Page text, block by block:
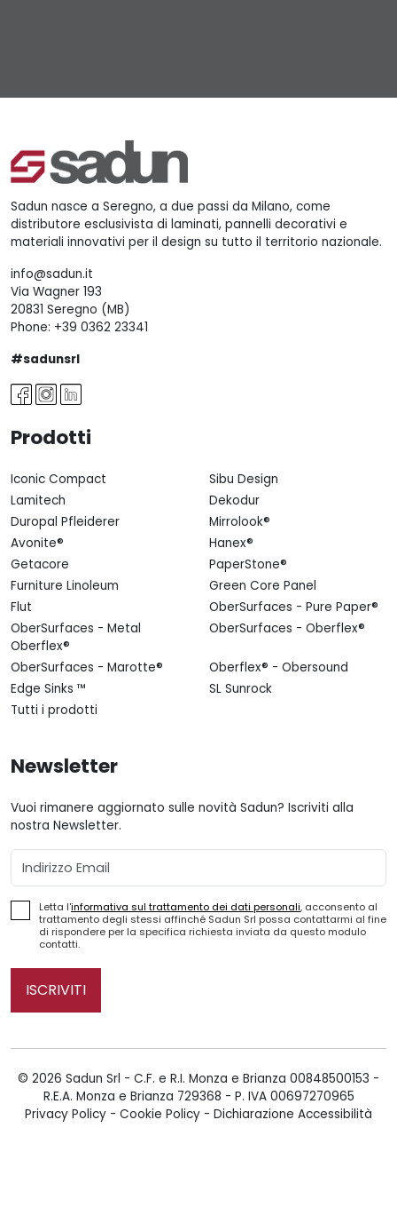
Sadun nasce a Seregno, a due passi da Milano, come
distributore esclusivista di laminati, pannelli decorativi e
materiali innovativi per il design su tutto il territorio nazionale.
info@sadun.it
Via Wagner 193
20831 Seregno (MB)
Phone: +39 0362 23341
#sadunsrl
Prodotti
Iconic Compact
Sibu Design
Lamitech
Dekodur
Duropal Pfleiderer
Mirrolook®
Avonite®
Hanex®
Getacore
PaperStone®
Furniture Linoleum
Green Core Panel
Flut
OberSurfaces - Pure Paper®
OberSurfaces - Metal
Oberflex®
OberSurfaces - Oberflex®
OberSurfaces - Marotte®
Oberflex® - Obersound
Edge Sinks ™
SL Sunrock
Tutti i prodotti
Newsletter
Vuoi rimanere aggiornato sulle novità Sadun? Iscriviti alla
nostra Newsletter.
Email
Letta l'informativa sul trattamento dei dati personali, acconsento al
trattamento degli stessi affinché Sadun Srl possa contattarmi al fine
di rispondere per la specifica richiesta inviata da questo modulo
contatti.
ISCRIVITI
© 2026 Sadun Srl - C.F. e R.I. Monza e Brianza 00848500153 -
R.E.A. Monza e Brianza 729368 - P. IVA 00697270965
Privacy Policy - Cookie Policy - Dichiarazione Accessibilità